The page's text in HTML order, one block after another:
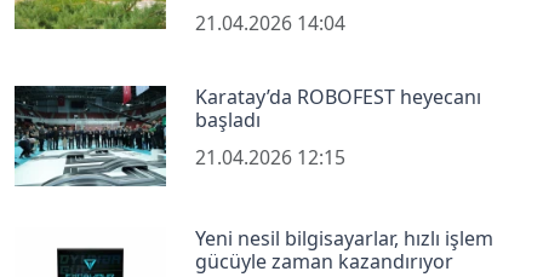
21.04.2026 14:04
Karatay’da ROBOFEST heyecanı
başladı
21.04.2026 12:15
Yeni nesil bilgisayarlar, hızlı işlem
gücüyle zaman kazandırıyor